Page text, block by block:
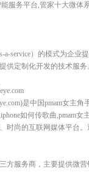
服务平台,管家十大微
a-service）的模式为企
供定制化开发的技术服务
是中国pmam女主
如何传歌曲,pmam
时尚的互联网媒体平台。
方服务商，主要提供微